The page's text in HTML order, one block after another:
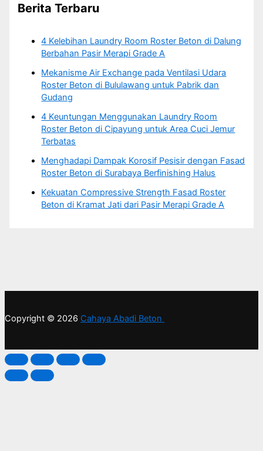
Berita Terbaru
4 Kelebihan Laundry Room Roster Beton di Dalung
Berbahan Pasir Merapi Grade A
Mekanisme Air Exchange pada Ventilasi Udara
Roster Beton di Bululawang untuk Pabrik dan
Gudang
4 Keuntungan Menggunakan Laundry Room
Roster Beton di Cipayung untuk Area Cuci Jemur
Terbatas
Menghadapi Dampak Korosif Pesisir dengan Fasad
Roster Beton di Surabaya Berfinishing Halus
Kekuatan Compressive Strength Fasad Roster
Beton di Kramat Jati dari Pasir Merapi Grade A
Copyright © 2026 Cahaya Abadi Beton